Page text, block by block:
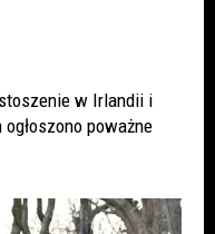
w Irlandii i
poważne